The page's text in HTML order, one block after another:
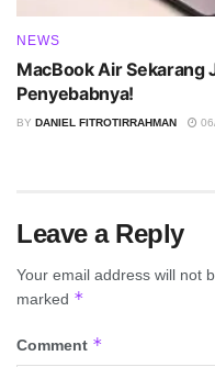
NEWS
MacBook Air Sekarang
Penyebabnya!
BY DANIEL FITROTIRRAHMAN
Leave a Reply
Your email address will not
marked *
Comment *